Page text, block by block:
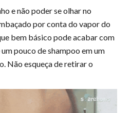
e não poder se olhar no
por conta do vapor do
bem básico pode acabar com
pouco de shampoo em um
Não esqueça de retirar o